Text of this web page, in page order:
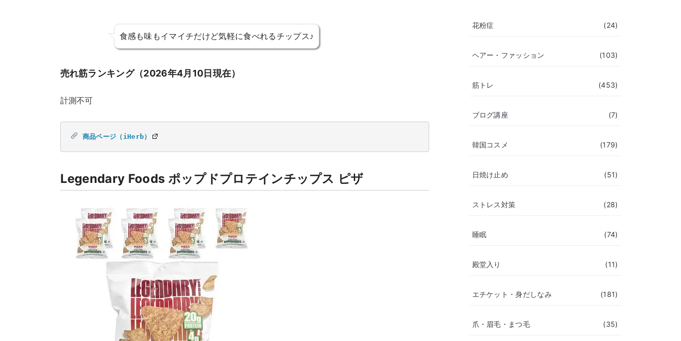
食感も味もイマイチだけど気軽に食べれるチップス♪
売れ筋ランキング（2026年4月10日現在）
計測不可
商品ページ（iHerb）
Legendary Foods ポップドプロテインチップス ピザ
花粉症 (24)
ヘアー・ファッション (103)
筋トレ (453)
ブログ講座 (7)
韓国コスメ (179)
日焼け止め (51)
ストレス対策 (28)
睡眠 (74)
殿堂入り (11)
エチケット・身だしなみ (181)
爪・眉毛・まつ毛 (35)